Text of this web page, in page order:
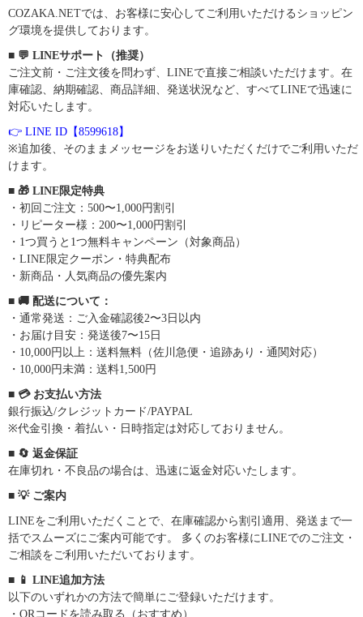
COZAKA.NETでは、お客様に安心してご利用いただけるショッピン
グ環境を提供しております。
■ 💬 LINEサポート（推奨）
ご注文前・ご注文後を問わず、LINEで直接ご相談いただけます。在
庫確認、納期確認、商品詳細、発送状況など、すべてLINEで迅速に
対応いたします。
👉 LINE ID【8599618】
※追加後、そのままメッセージをお送りいただくだけでご利用いただ
けます。
■ 🎁 LINE限定特典
・初回ご注文：500〜1,000円割引
・リピーター様：200〜1,000円割引
・1つ買うと1つ無料キャンペーン（対象商品）
・LINE限定クーポン・特典配布
・新商品・人気商品の優先案内
■ 🚚 配送について：
・通常発送：ご入金確認後2〜3日以内
・お届け目安：発送後7〜15日
・10,000円以上：送料無料（佐川急便・追跡あり・通関対応）
・10,000円未満：送料1,500円
■ 💳 お支払い方法
銀行振込/クレジットカード/PAYPAL
※代金引換・着払い・日時指定は対応しておりません。
■ 🔄 返金保証
在庫切れ・不良品の場合は、迅速に返金対応いたします。
■ 💡 ご案内
LINEをご利用いただくことで、在庫確認から割引適用、発送まで一
括でスムーズにご案内可能です。 多くのお客様にLINEでのご注文・
ご相談をご利用いただいております。
■ 📱 LINE追加方法
以下のいずれかの方法で簡単にご登録いただけます。
・QRコードを読み取る（おすすめ）